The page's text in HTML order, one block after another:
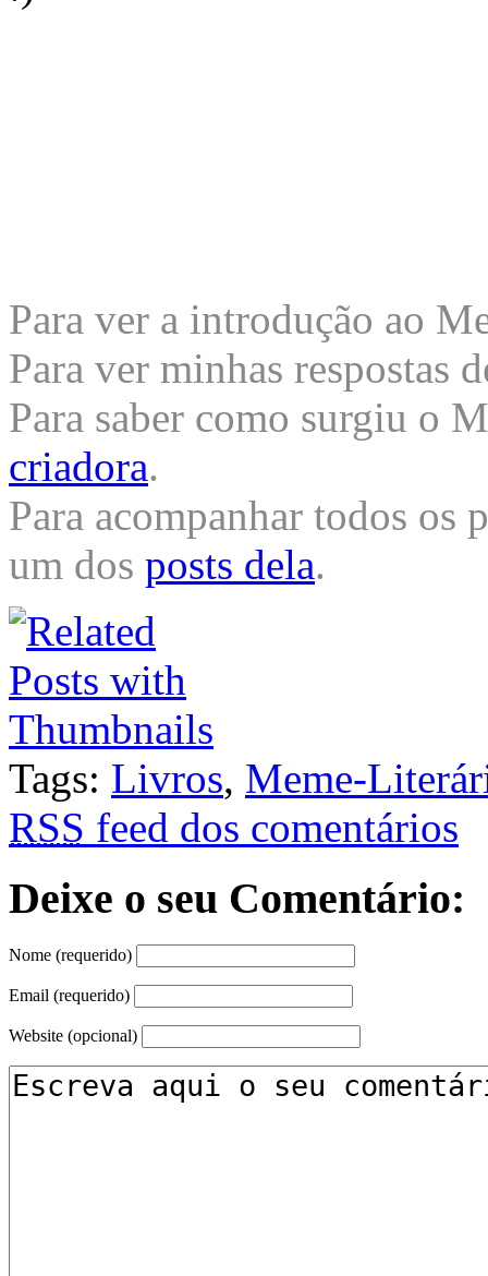
Para ver a introdução ao
Para ver minhas respostas
Para saber como surgiu o
criadora.
Para acompanhar todos os
um dos posts dela.
Tags: Livros, Meme-
RSS feed dos comentários
Deixe o seu Comentário:
Nome (requerido)
Email (requerido)
Website (opcional)